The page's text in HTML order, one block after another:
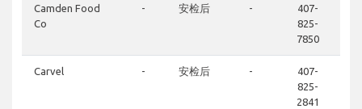
Camden Food
Co
- 安检后 -
407-
825-
7850
Carvel - 安检后 -
407-
825-
2841